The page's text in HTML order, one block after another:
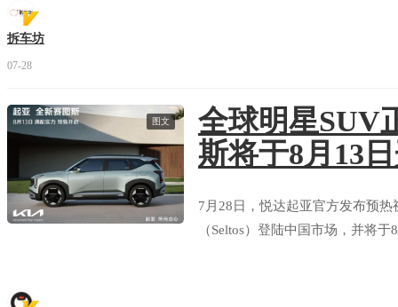
拆车坊
07-28
图文
全球明星SUV
斯将于8月13
7月28日，悦达起亚官方发布预
（Seltos）登陆中国市场，并将